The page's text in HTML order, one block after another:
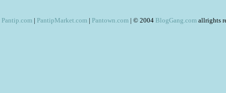
Pantip.com | PantipMarket.com | Pantown.com | © 2004 BlogGang.com allrights